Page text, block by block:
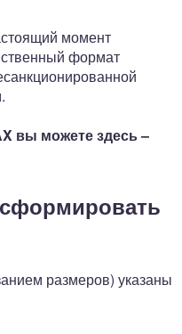
момент
формат
вы можете здесь –
размеров) указаны